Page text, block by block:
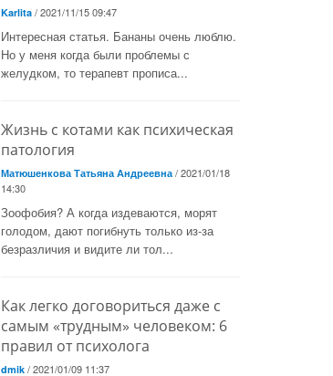
Karlita / 2021/11/15 09:47
Интересная статья. Бананы очень люблю.
Но у меня когда были проблемы с
желудком, то терапевт прописа...
Жизнь с котами как психическая
патология
Матюшенкова Татьяна Андреевна / 2021/01/18
14:30
Зоофобия? А когда издеваются, морят
голодом, дают погибнуть только из-за
безразличия и видите ли тол...
Как легко договориться даже с
самым «трудным» человеком: 6
правил от психолога
dmik / 2021/01/09 11:37